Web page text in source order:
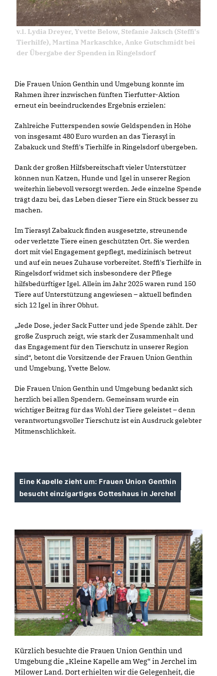
v.l. Lydia Dreyer, Yvette Below, Stefanie Jaksch (Steffi's
Tierhilfe), Martina Markaschke, Anke Gutschmidt bei
der Übergabe der Spenden in Ringelsdorf
Die Frauen Union Genthin und Umgebung konnte im
Rahmen ihrer inzwischen fünften Tierfutter-Aktion
erneut ein beeindruckendes Ergebnis erzielen:
Zahlreiche Futterspenden sowie Geldspenden in Höhe
von insgesamt 480 Euro wurden an das Tierasyl in
Zabakuck und Steffi's Tierhilfe in Ringelsdorf übergeben.
Dank der großen Hilfsbereitschaft vieler Unterstützer
können nun Katzen, Hunde und Igel in unserer Region
weiterhin liebevoll versorgt werden. Jede einzelne Spende
trägt dazu bei, das Leben dieser Tiere ein Stück besser zu
machen.
Im Tierasyl Zabakuck finden ausgesetzte, streunende
oder verletzte Tiere einen geschützten Ort. Sie werden
dort mit viel Engagement gepflegt, medizinisch betreut
und auf ein neues Zuhause vorbereitet. Steffi's Tierhilfe in
Ringelsdorf widmet sich insbesondere der Pflege
hilfsbedürftiger Igel. Allein im Jahr 2025 waren rund 150
Tiere auf Unterstützung angewiesen – aktuell befinden
sich 12 Igel in ihrer Obhut.
Jede Dose, jeder Sack Futter und jede Spende zählt. Der
große Zuspruch zeigt, wie stark der Zusammenhalt und
das Engagement für den Tierschutz in unserer Region
sind“, betont die Vorsitzende der Frauen Union Genthin
und Umgebung, Yvette Below.
Die Frauen Union Genthin und Umgebung bedankt sich
herzlich bei allen Spendern. Gemeinsam wurde ein
wichtiger Beitrag für das Wohl der Tiere geleistet – denn
verantwortungsvoller Tierschutz ist ein Ausdruck gelebter
Mitmenschlichkeit.
Eine Kapelle zieht um: Frauen Union Genthin
besucht einzigartiges Gotteshaus in Jerchel
Kürzlich besuchte die Frauen Union Genthin und
Umgebung die „Kleine Kapelle am Weg“ in Jerchel im
Milower Land. Dort erhielten wir die Gelegenheit, die